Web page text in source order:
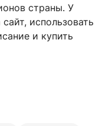
страны. У
использовать
и купить